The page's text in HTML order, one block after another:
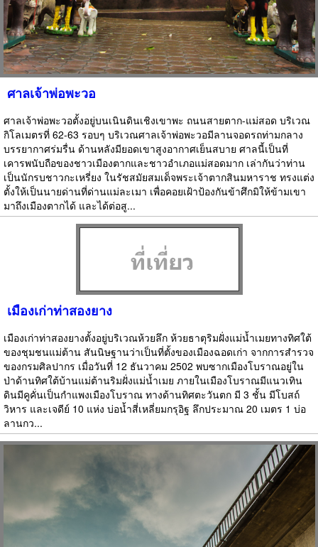
ศาลเจ้าพ่อพะวอ
ศาลเจ้าพ่อพะวอตั้งอยู่บนเนินดินเชิงเขาพะ ถนนสายตาก-แม่สอด บริเวณ
กิโลเมตรที่ 62-63 รอบๆ บริเวณศาลเจ้าพ่อพะวอมีลานจอดรถท่ามกลาง
บรรยากาศร่มรื่น ด้านหลังมียอดเขาสูงอากาศเย็นสบาย ศาลนี้เป็นที่
เคารพนับถือของชาวเมืองตากและชาวอำเภอแม่สอดมาก เล่ากันว่าท่าน
เป็นนักรบชาวกะเหรี่ยง ในรัชสมัยสมเด็จพระเจ้าตากสินมหาราช ทรงแต่ง
ตั้งให้เป็นนายด่านที่ด่านแม่ละเมา เพื่อคอยเฝ้าป้องกันข้าศึกมิให้ข้ามเขา
มาถึงเมืองตากได้ และได้ต่อสู...
เมืองเก่าท่าสองยาง
เมืองเก่าท่าสองยางตั้งอยู่บริเวณห้วยลึก ห้วยธาตุริมฝั่งแม่น้ำเมยทางทิศใต้
ของชุมชนแม่ต้าน สันนิษฐานว่าเป็นที่ตั้งของเมืองฉอดเก่า จากการสำรวจ
ของกรมศิลปากร เมื่อวันที่ 12 ธันวาคม 2502 พบซากเมืองโบราณอยู่ใน
ป่าด้านทิศใต้บ้านแม่ต้านริมฝั่งแม่น้ำเมย ภายในเมืองโบราณมีแนวเทิน
ดินมีคูคั่นเป็นกำแพงเมืองโบราณ ทางด้านทิศตะวันตก มี 3 ชั้น มีโบสถ์
วิหาร และเจดีย์ 10 แห่ง บ่อน้ำสี่เหลี่ยมกรุอิฐ ลึกประมาณ 20 เมตร 1 บ่อ
ลานกว...